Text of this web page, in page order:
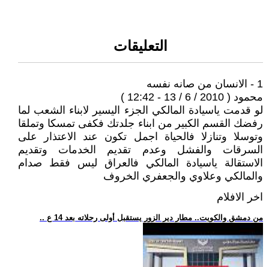
التعليقات
1 - الانسان من صانه نفسه
محمود ( 2010 / 6 / 13 - 12:42 )
لو قدمت ياسيادة المالكي الجزء اليسير لابناء الشعب لما
رفضك القسم الكبير من ابناء جلدتك فكفى تمسكا وتملقا
وتوسلا وتنازلا فالحياة اجمل تكون عند الاعتذار على
السرقات والفشل وعدم تقديم الخدمات وتقديم
الاستقالة ياسيادة المالكي فالعراق ليس فقط صدام
والمالكي وعلاوي والجعفري الخروف
اخر الافلام
.. من دمشق والكويت.. مطار دير الزور يستقبل أولى رحلاته بعد 14 ع